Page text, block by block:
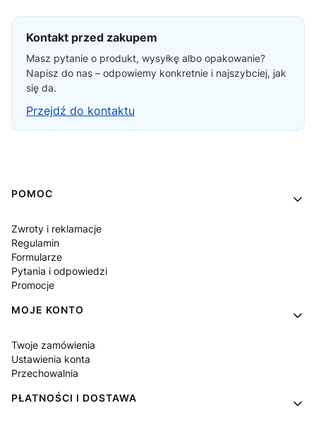
Kontakt przed zakupem
Masz pytanie o produkt, wysyłkę albo opakowanie?
Napisz do nas – odpowiemy konkretnie i najszybciej, jak
się da.
Przejdź do kontaktu
Linki w stopce
POMOC
Zwroty i reklamacje
Regulamin
Formularze
Pytania i odpowiedzi
Promocje
MOJE KONTO
Twoje zamówienia
Ustawienia konta
Przechowalnia
PŁATNOŚCI I DOSTAWA